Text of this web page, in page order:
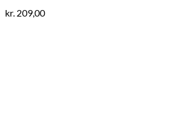
kr. 209,00